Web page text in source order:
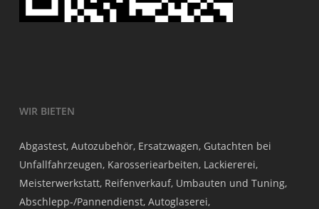
WIR BIETEN
Abgastest, Autozubehör, Ersatzwagen, Gutachten bei
Unfallfahrzeugen, Karosseriearbeiten, Lackiererei,
Meisterwerkstatt, Reifenverkauf, Umbauten und Tuning,
Abschlepp-/Pannendienst, Autoglaserei,